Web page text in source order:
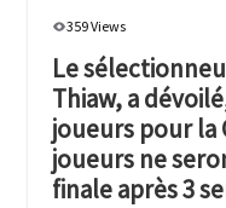
359 Views
Le
Thiaw, a
joueurs pour la
joueurs ne
finale après 3